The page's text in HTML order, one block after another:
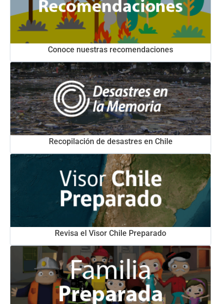
Conoce nuestras recomendaciones
Recopilación de desastres en Chile
Revisa el Visor Chile Preparado